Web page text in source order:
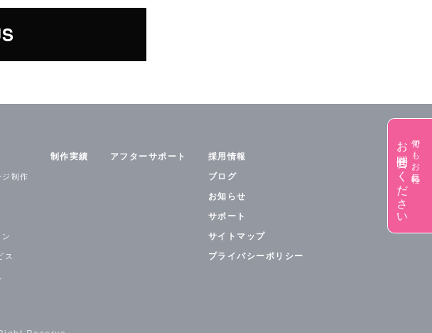
制作
ス
制作実績 アフターサポート
採用情報
ブログ
お知らせ
サポート
サイトマップ
プライバシーポリシー
何でもお気軽に
お問合せください